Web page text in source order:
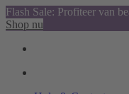
Flash Sale: Profiteer van
Shop nu